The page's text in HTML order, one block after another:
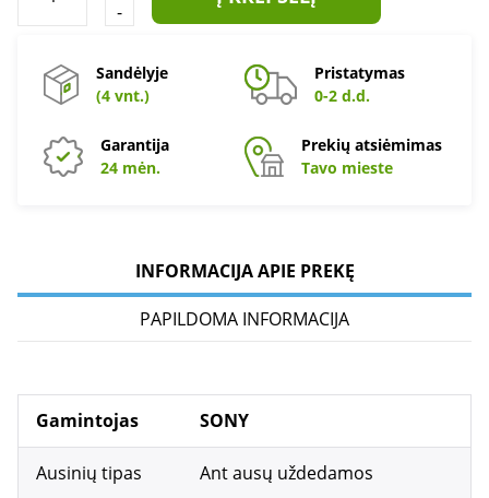
-
Sandėlyje
(4 vnt.)
Pristatymas
0-2 d.d.
Garantija
24 mėn.
Prekių atsiėmimas
Tavo mieste
INFORMACIJA APIE PREKĘ
PAPILDOMA INFORMACIJA
Gamintojas SONY
Ausinių tipas
Ant ausų uždedamos